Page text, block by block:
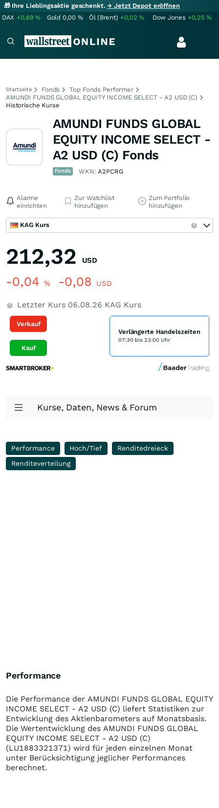
🎁 Ihre Lieblingsaktie geschenkt.→ Jetzt Depot eröffnen
DAX +0,69% Gold 0,00 % Öl (Brent) +0,02% Dow Jones +0,25%
Startseite Fonds
Top Fonds Performer
AMUNDI FUNDS GLOBAL EQUITY INCOME SELECT - A2 USD (C)
Historische Kurse
AMUNDI FUNDS GLOBAL
EQUITY INCOME SELECT -
A2 USD (C) Fonds
Fonds WKN:A2PCRG
Alarme
einrichten
Zur Watchlist
hinzufügen
Zum Portfolio
hinzufügen
KAG Kurs
212,32 USD
-0,04 % -0,08 USD
Letzter Kurs 06.08.26 KAG Kurs
Verkauf
Kauf
Verlängerte Handelszeiten
07:30 bis 23:00 Uhr
Kurse, Daten, News & Forum
Performance Hoch/Tief
Renditedreieck
Renditeverteilung
Performance
Die Performance der AMUNDI FUNDS GLOBAL EQUITY
INCOME SELECT - A2 USD (C) liefert Statistiken zur
Entwicklung des Aktienbarometers auf Monatsbasis.
Die Wertentwicklung des AMUNDI FUNDS GLOBAL
EQUITY INCOME SELECT - A2 USD (C)
(LU1883321371) wird für jeden einzelnen Monat
unter Berücksichtigung jeglicher Performances
berechnet.